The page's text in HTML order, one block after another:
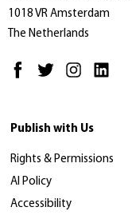
1018 VR Amsterdam
The Netherlands
Publish with Us
Rights & Permissions
AI Policy
Accessibility